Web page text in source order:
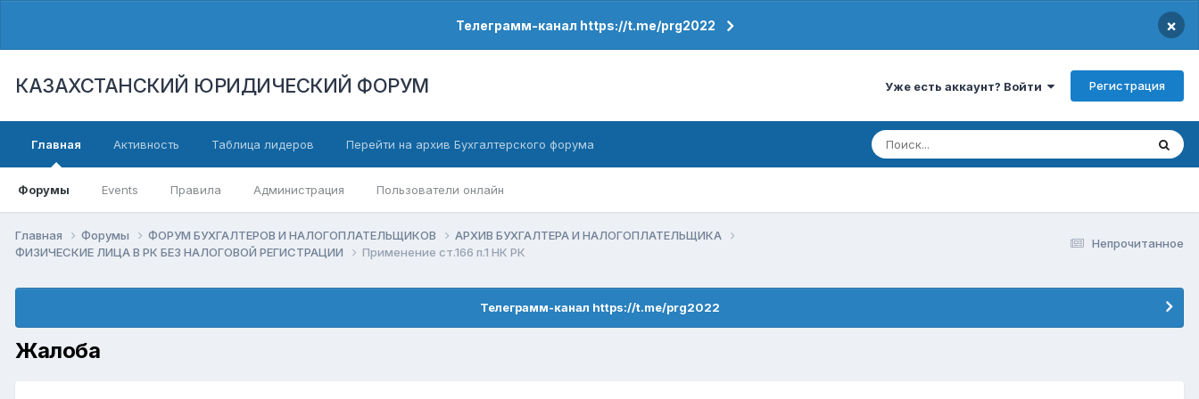
Телеграмм-канал https://t.me/prg2022 ×
КАЗАХСТАНСКИЙ ЮРИДИЧЕСКИЙ ФОРУМ Уже есть аккаунт? Войти Регистрация
Главная
Форумы Events Правила Администрация Пользователи онлайн
Активность Таблица лидеров Перейти на архив Бухгалтерского форума
Непрочитанное
Главная Форумы ФОРУМ БУХГАЛТЕРОВ И НАЛОГОПЛАТЕЛЬЩИКОВ
АРХИВ БУХГАЛТЕРА И НАЛОГОПЛАТЕЛЬЩИКА
ФИЗИЧЕСКИЕ ЛИЦА В РК БЕЗ НАЛОГОВОЙ РЕГИСТРАЦИИ
Применение ст.166 п.1 НК РК
Телеграмм-канал https://t.me/prg2022
Жалоба